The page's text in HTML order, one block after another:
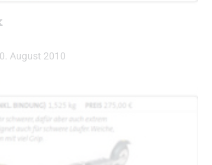
August 2010